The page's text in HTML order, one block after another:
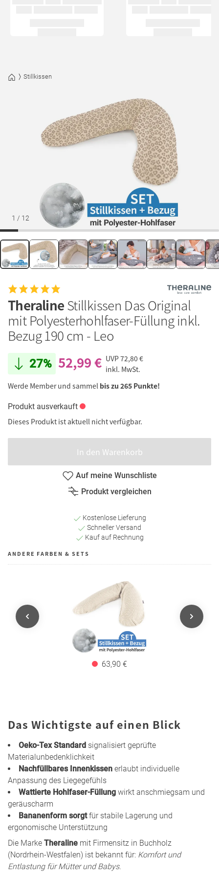
Stillkissen
1 / 12
TheralineStillkissen Das Original
mit Polyesterhohlfaser-Füllung inkl.
Bezug 190 cm - Leo
27% 52,99 € UVP72,80 €
inkl. MwSt.
Werde Member und sammel bis zu 265 Punkte!
Produkt ausverkauft
Dieses Produkt ist aktuell nicht verfügbar.
In den Warenkorb
Auf meine Wunschliste
Produkt vergleichen
Kostenlose Lieferung
Schneller Versand
Kauf auf Rechnung
ANDERE FARBEN & SETS
63,90 €
Das Wichtigste auf einen Blick
Oeko-Tex Standard signalisiert geprüfte
Materialunbedenklichkeit
Nachfüllbares Innenkissen erlaubt individuelle
Anpassung des Liegegefühls
Wattierte Hohlfaser-Füllung wirkt anschmiegsam und
geräuscharm
Bananenform sorgtfür stabile Lagerung und
ergonomische Unterstützung
Die Marke Theraline mit Firmensitz in Buchholz
(Nordrhein-Westfalen) ist bekannt für: Komfort und
Entlastung für Mütter und Babys.